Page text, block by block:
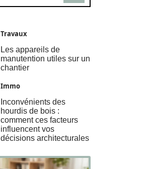
Travaux
Les appareils de
manutention utiles sur un
chantier
Immo
Inconvénients des
hourdis de bois :
comment ces facteurs
influencent vos
décisions architecturales